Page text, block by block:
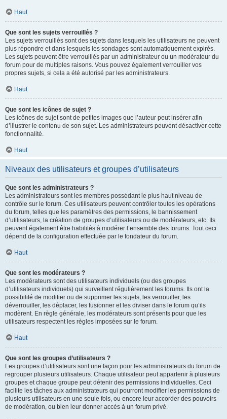
Haut
Que sont les sujets verrouillés ?
Les sujets verrouillés sont des sujets dans lesquels les utilisateurs ne peuvent
plus répondre et dans lesquels les sondages sont automatiquement expirés.
Les sujets peuvent être verrouillés par un administrateur ou un modérateur du
forum pour de multiples raisons. Vous pouvez également verrouiller vos
propres sujets, si cela a été autorisé par les administrateurs.
Haut
Que sont les icônes de sujet ?
Les icônes de sujet sont de petites images que l’auteur peut insérer afin
d’illustrer le contenu de son sujet. Les administrateurs peuvent désactiver cette
fonctionnalité.
Haut
Niveaux des utilisateurs et groupes d’utilisateurs
Que sont les administrateurs ?
Les administrateurs sont les membres possédant le plus haut niveau de
contrôle sur le forum. Ces utilisateurs peuvent contrôler toutes les opérations
du forum, telles que les paramètres des permissions, le bannissement
d’utilisateurs, la création de groupes d’utilisateurs ou de modérateurs, etc. Ils
peuvent également être habilités à modérer l’ensemble des forums. Tout ceci
dépend de la configuration effectuée par le fondateur du forum.
Haut
Que sont les modérateurs ?
Les modérateurs sont des utilisateurs individuels (ou des groupes
d’utilisateurs individuels) qui surveillent régulièrement les forums. Ils ont la
possibilité de modifier ou de supprimer les sujets, les verrouiller, les
déverrouiller, les déplacer, les fusionner et les diviser dans le forum qu’ils
modèrent. En règle générale, les modérateurs sont présents pour que les
utilisateurs respectent les règles imposées sur le forum.
Haut
Que sont les groupes d’utilisateurs ?
Les groupes d’utilisateurs sont une façon pour les administrateurs du forum de
regrouper plusieurs utilisateurs. Chaque utilisateur peut appartenir à plusieurs
groupes et chaque groupe peut détenir des permissions individuelles. Ceci
facilite les tâches aux administrateurs qui pourront modifier les permissions de
plusieurs utilisateurs en une seule fois, ou encore leur accorder des pouvoirs
de modération, ou bien leur donner accès à un forum privé.